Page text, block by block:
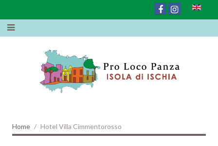
Home Hotel Villa Cimmentorosso